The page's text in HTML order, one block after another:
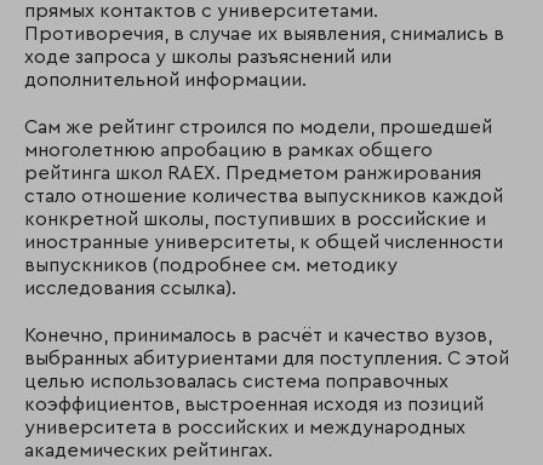
прямых контактов с университетами.
Противоречия, в случае их выявления, снимались в
ходе запроса у школы разъяснений или
дополнительной информации.
Сам же рейтинг строился по модели, прошедшей
многолетнюю апробацию в рамках общего
рейтинга школ RAEX. Предметом ранжирования
стало отношение количества выпускников каждой
конкретной школы, поступивших в российские и
иностранные университеты, к общей численности
выпускников (подробнее см. методику
исследования ссылка).
Конечно, принималось в расчёт и качество вузов,
выбранных абитуриентами для поступления. С этой
целью использовалась система поправочных
коэффициентов, выстроенная исходя из позиций
университета в российских и международных
академических рейтингах.